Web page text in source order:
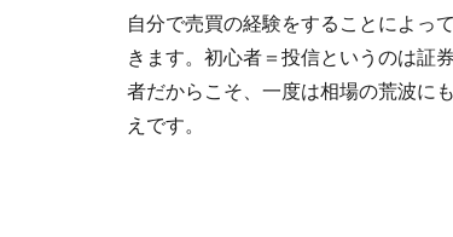
自分で売買の経験をすることによっ
きます。初心者＝投信というのは証
者だからこそ、一度は相場の荒波に
えです。